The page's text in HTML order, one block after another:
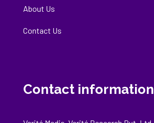
About Us
Contact Us
Contact information